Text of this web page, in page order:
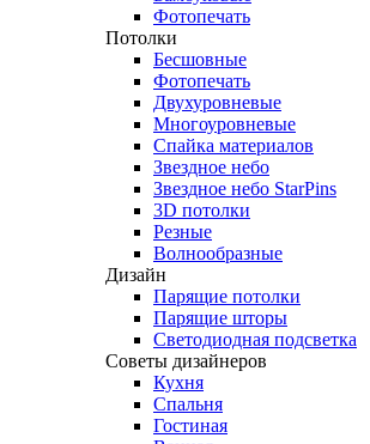
Фотопечать
Потолки
Бесшовные
Фотопечать
Двухуровневые
Многоуровневые
Спайка материалов
Звездное небо
Звездное небо StarPins
3D потолки
Резные
Волнообразные
Дизайн
Парящие потолки
Парящие шторы
Светодиодная подсветка
Советы дизайнеров
Кухня
Спальня
Гостиная